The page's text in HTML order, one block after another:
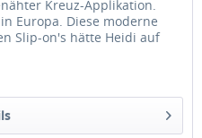
Kreuz-Applikation.
Europa. Diese moderne
Slip-on's hätte Heidi auf